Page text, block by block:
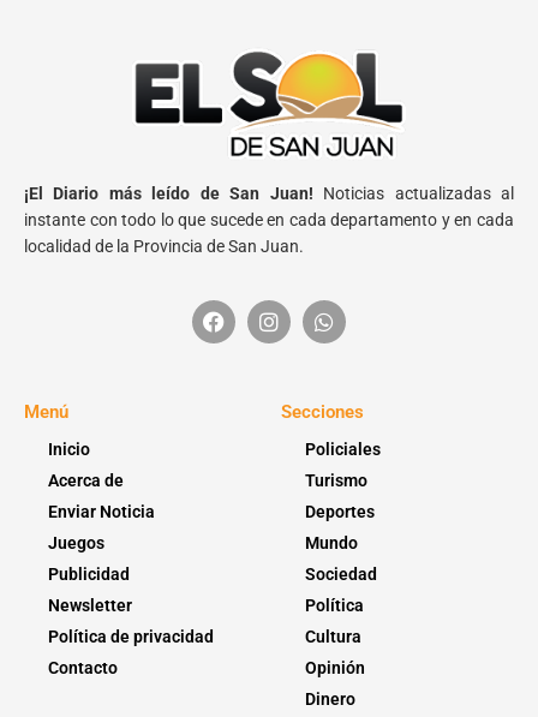
¡El Diario más leído de San Juan! Noticias actualizadas al
instante con todo lo que sucede en cada departamento y en cada
localidad de la Provincia de San Juan.
Menú
Inicio
Acerca de
Enviar Noticia
Juegos
Publicidad
Newsletter
Política de privacidad
Contacto
Secciones
Policiales
Turismo
Deportes
Mundo
Sociedad
Política
Cultura
Opinión
Dinero